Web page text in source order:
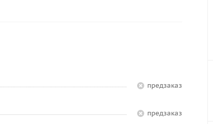
Предзаказ
Предзаказ